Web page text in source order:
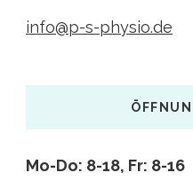
info@p-s-physio.de
Mo-Do: 8-18, Fr: 8-16